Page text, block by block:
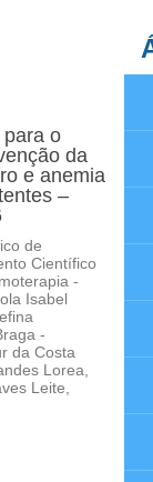
o
da
e anemia
–
de
Científico
-
Isabel
-
da Costa
Lorea,
Leite,